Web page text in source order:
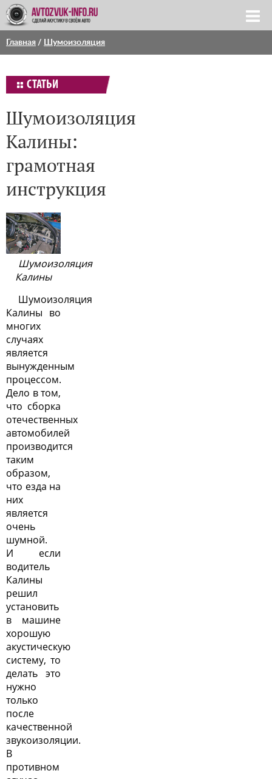
Главная / Шумоизоляция
СТАТЬИ
Шумоизоляция
Калины:
грамотная
инструкция
Шумоизоляция
Калины
Шумоизоляция
Калины во
многих
случаях
является
вынужденным
процессом.
Дело в том,
что сборка
отечественных
автомобилей
производится
таким
образом,
что езда на
них
является
очень
шумной.
И если
водитель
Калины
решил
установить
в машине
хорошую
акустическую
систему, то
делать это
нужно
только
после
качественной
звукоизоляции.
В
противном